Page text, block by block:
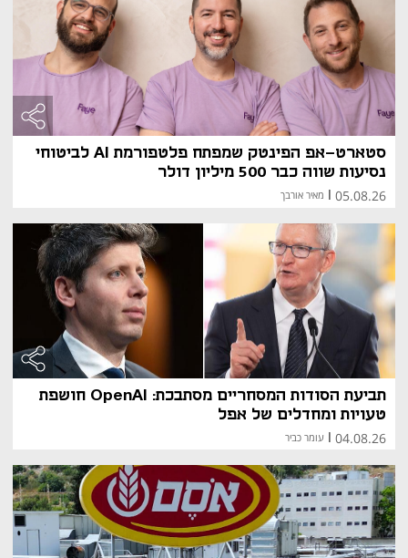
סטארט-אפ הפינטק שמפתח פלטפורמת AI לביטוחי
נסיעות שווה כבר 500 מיליון דולר
05.08.26 מאיר אורבך
תביעת הסודות המסחריים מסתבכת: OpenAI חושפת
טעויות ומחדלים של אפל
04.08.26
| עומר כביר